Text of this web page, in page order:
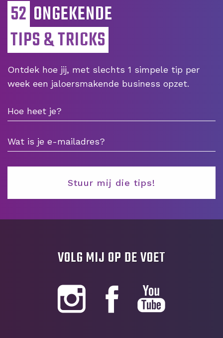
52 ONGEKENDE
TIPS & TRICKS
Ontdek hoe jij, met slechts 1 simpele tip per
week een jaloersmakende business opzet.
VOLG MIJ OP DE VOET